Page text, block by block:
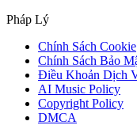
Pháp Lý
Chính Sách Cookie
Chính Sách Bảo
Điều Khoản Dịch
AI Music Policy
Copyright Policy
DMCA